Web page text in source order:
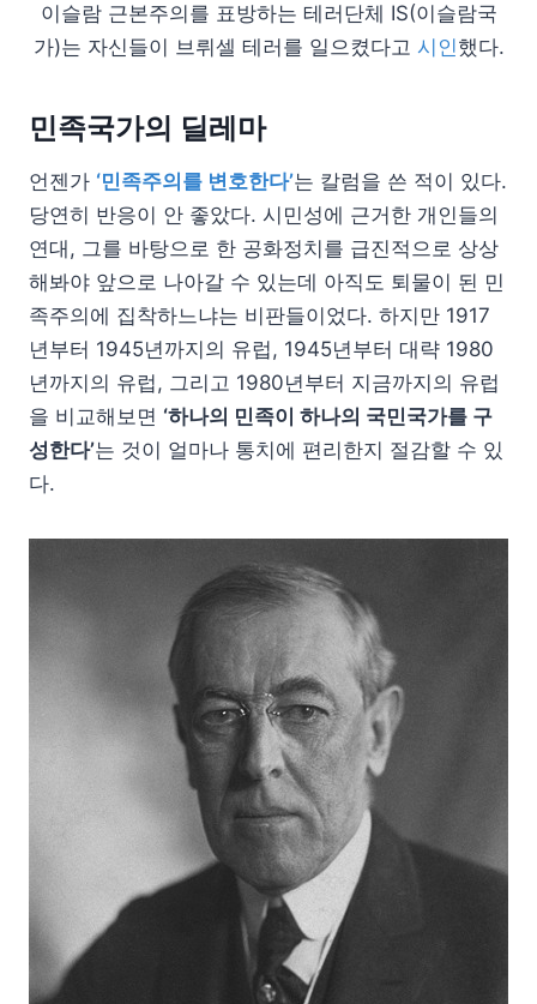
이슬람 근본주의를 표방하는 테러단체 IS(이슬람국
가)는 자신들이 브뤼셀 테러를 일으켰다고 시인했다.
민족국가의 딜레마
언젠가 ‘민족주의를 변호한다’는 칼럼을 쓴 적이 있다.
당연히 반응이 안 좋았다. 시민성에 근거한 개인들의
연대, 그를 바탕으로 한 공화정치를 급진적으로 상상
해봐야 앞으로 나아갈 수 있는데 아직도 퇴물이 된 민
족주의에 집착하느냐는 비판들이었다. 하지만 1917
년부터 1945년까지의 유럽, 1945년부터 대략 1980
년까지의 유럽, 그리고 1980년부터 지금까지의 유럽
을 비교해보면 ‘하나의 민족이 하나의 국민국가를 구
성한다’는 것이 얼마나 통치에 편리한지 절감할 수 있
다.